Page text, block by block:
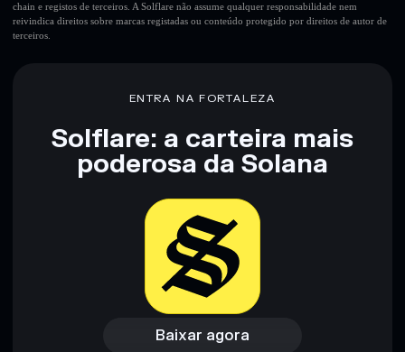
chain e registos de terceiros. A Solflare não assume qualquer responsabilidade nem
reivindica direitos sobre marcas registadas ou conteúdo protegido por direitos de autor de
terceiros.
ENTRA NA FORTALEZA
Solflare: a carteira mais
poderosa da Solana
Baixar agora
Baixar agora
Acessar carteira